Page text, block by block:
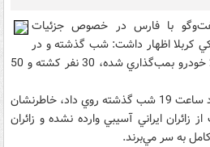
با فارس در خصوص جزئيات
کربلا اظهار داشت: شب گذشته و در
ورودي شهر کربلا بر اثر انفجار 2 خودرو بمب‌گذاري شده، 30 نفر کشته و 50
وي با بيان اينکه اين انفجار حدود ساعت 19 شب گذشته روي داد، خاطرنشان
زائران ايراني آسيبي وارده نشده و زائران
به سر مي‌برند.